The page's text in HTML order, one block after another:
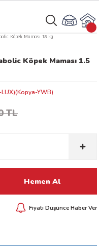
Köpek Maması 1.5
YWB)
TL
Hemen Al
Fiyatı Düşünce Haber Ver